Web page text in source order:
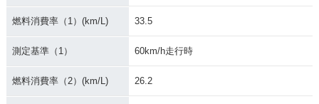
燃料消費率（1）(km/L) 33.5
測定基準（1） 60km/h走行時
燃料消費率（2）(km/L) 26.2